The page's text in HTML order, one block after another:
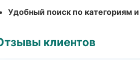
Удобный поиск по категориям
клиентов